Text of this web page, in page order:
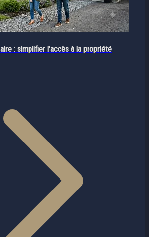
: simplifier l'accès à la propriété